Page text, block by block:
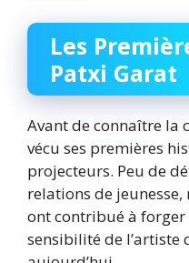
Les
Patxi Garat
Avant de connaître la
vécu ses premières
projecteurs. Peu de
relations de
ont contribué à
sensibilité de l’artiste